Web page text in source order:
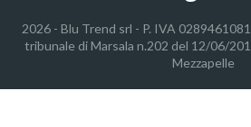
2026 - Blu Trend srl - P. IVA
tribunale di Marsala n.202 del 12/06/
Mezzapelle